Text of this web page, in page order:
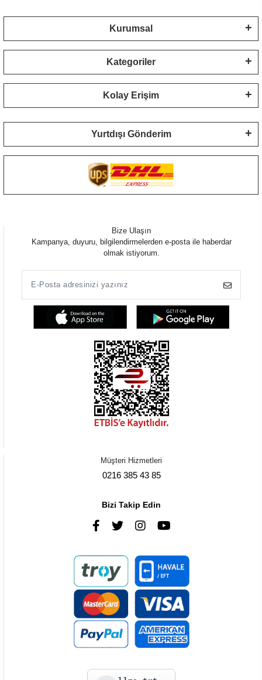
Kurumsal
Kategoriler
Kolay Erişim
Yurtdışı Gönderim
Bize Ulaşın
Kampanya, duyuru, bilgilendirmelerden e-posta ile haberdar
olmak istiyorum.
Müşteri Hizmetleri
0216 385 43 85
Bizi Takip Edin